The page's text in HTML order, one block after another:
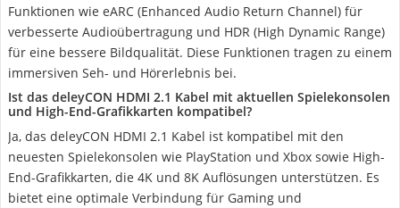
Funktionen wie eARC (Enhanced Audio Return Channel) für
verbesserte Audioübertragung und HDR (High Dynamic Range)
für eine bessere Bildqualität. Diese Funktionen tragen zu einem
immersiven Seh- und Hörerlebnis bei.
Ist das deleyCON HDMI 2.1 Kabel mit aktuellen Spielekonsolen
und High-End-Grafikkarten kompatibel?
Ja, das deleyCON HDMI 2.1 Kabel ist kompatibel mit den
neuesten Spielekonsolen wie PlayStation und Xbox sowie High-
End-Grafikkarten, die 4K und 8K Auflösungen unterstützen. Es
bietet eine optimale Verbindung für Gaming und